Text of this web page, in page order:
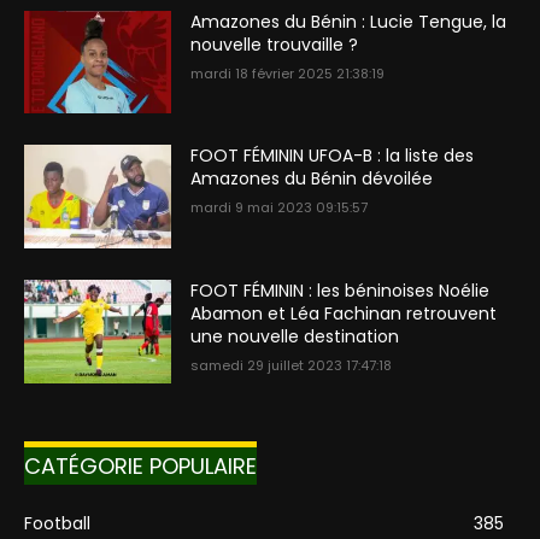
Amazones du Bénin : Lucie Tengue, la
nouvelle trouvaille ?
mardi 18 février 2025 21:38:19
FOOT FÉMININ UFOA-B : la liste des
Amazones du Bénin dévoilée
mardi 9 mai 2023 09:15:57
FOOT FÉMININ : les béninoises Noélie
Abamon et Léa Fachinan retrouvent
une nouvelle destination
samedi 29 juillet 2023 17:47:18
CATÉGORIE POPULAIRE
Football
385